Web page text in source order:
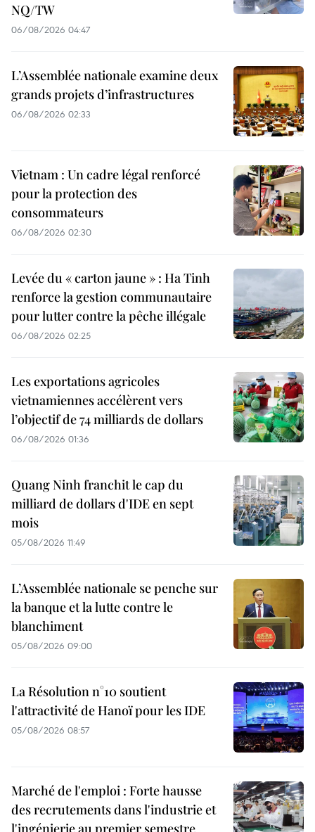
NQ/TW
06/08/2026 04:47
L’Assemblée nationale examine deux
grands projets d’infrastructures
06/08/2026 02:33
Vietnam : Un cadre légal renforcé
pour la protection des
consommateurs
06/08/2026 02:30
Levée du « carton jaune » : Ha Tinh
renforce la gestion communautaire
pour lutter contre la pêche illégale
06/08/2026 02:25
Les exportations agricoles
vietnamiennes accélèrent vers
l’objectif de 74 milliards de dollars
06/08/2026 01:36
Quang Ninh franchit le cap du
milliard de dollars d'IDE en sept
mois
05/08/2026 11:49
L’Assemblée nationale se penche sur
la banque et la lutte contre le
blanchiment
05/08/2026 09:00
La Résolution n°10 soutient
l'attractivité de Hanoï pour les IDE
05/08/2026 08:57
Marché de l'emploi : Forte hausse
des recrutements dans l'industrie et
l'ingénierie au premier semestre